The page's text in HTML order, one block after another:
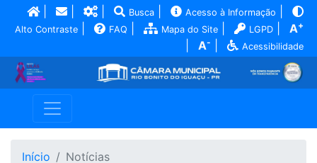
| Busca Acesso à Informação
Alto Contraste FAQ Mapa do Site LGPD A+
A- Acessibilidade
Início Notícias